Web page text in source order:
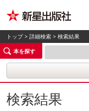
トップ>詳細検索 > 検索結果
本を探す
検索結果